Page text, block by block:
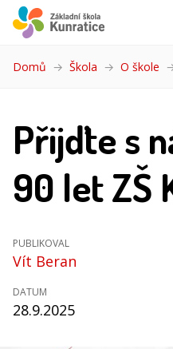
Domů Škola O škole
Přijďte s
90 let ZŠ
PUBLIKOVAL
Vít Beran
DATUM
28.9.2025